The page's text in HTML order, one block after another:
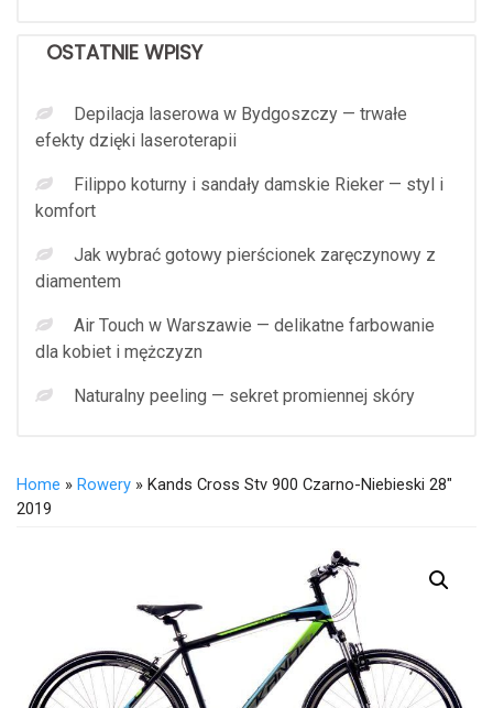
OSTATNIE WPISY
Depilacja laserowa w Bydgoszczy — trwałe
efekty dzięki laseroterapii
Filippo koturny i sandały damskie Rieker — styl i
komfort
Jak wybrać gotowy pierścionek zaręczynowy z
diamentem
Air Touch w Warszawie — delikatne farbowanie
dla kobiet i mężczyzn
Naturalny peeling — sekret promiennej skóry
Home » Rowery » Kands Cross Stv 900 Czarno-Niebieski 28″
2019